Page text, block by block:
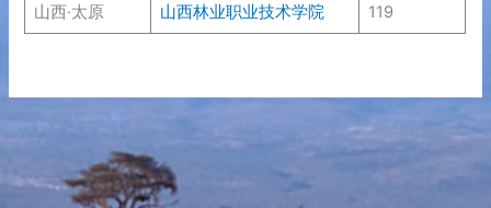
山西·太原 山西林业职业技术学院 119